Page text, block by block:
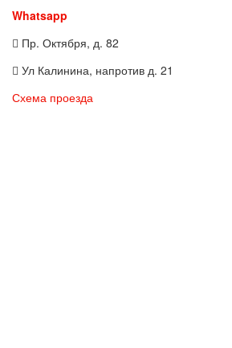
Whatsapp
Пр. Октября, д. 82
Ул Калинина, напротив д. 21
Схема проезда